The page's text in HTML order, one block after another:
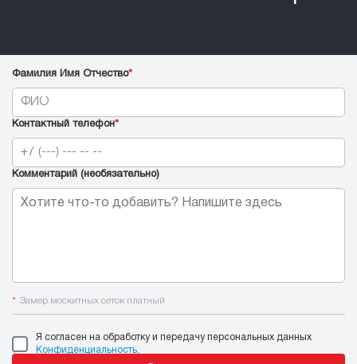
Записаться на бесплатный замер
Фамилия Имя Отчество*
Контактный телефон*
Комментарий (необязательно)
* Замер москитных сеток платный
Я согласен на обработку и передачу персональных данных